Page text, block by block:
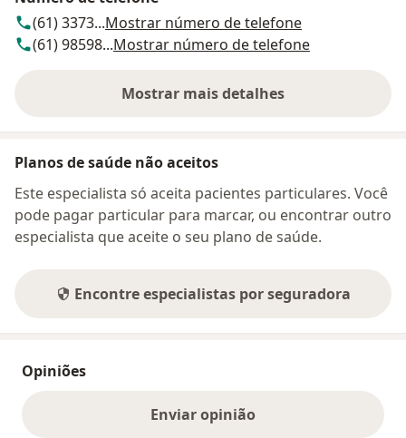
(61) 3373...Mostrar número de telefone
(61) 98598...Mostrar número de telefone
Mostrar mais detalhes
sobre o endereço
Planos de saúde não aceitos
Este especialista só aceita pacientes particulares. Você
pode pagar particular para marcar, ou encontrar outro
especialista que aceite o seu plano de saúde.
Encontre especialistas por seguradora
Opiniões
Enviar opinião